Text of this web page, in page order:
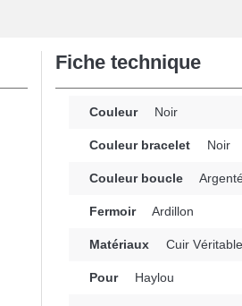
Fiche technique
Couleur Noir
Couleur bracelet Noir
Couleur boucle
Fermoir Ardillon
Matériaux Cuir Véritable
Pour Haylou